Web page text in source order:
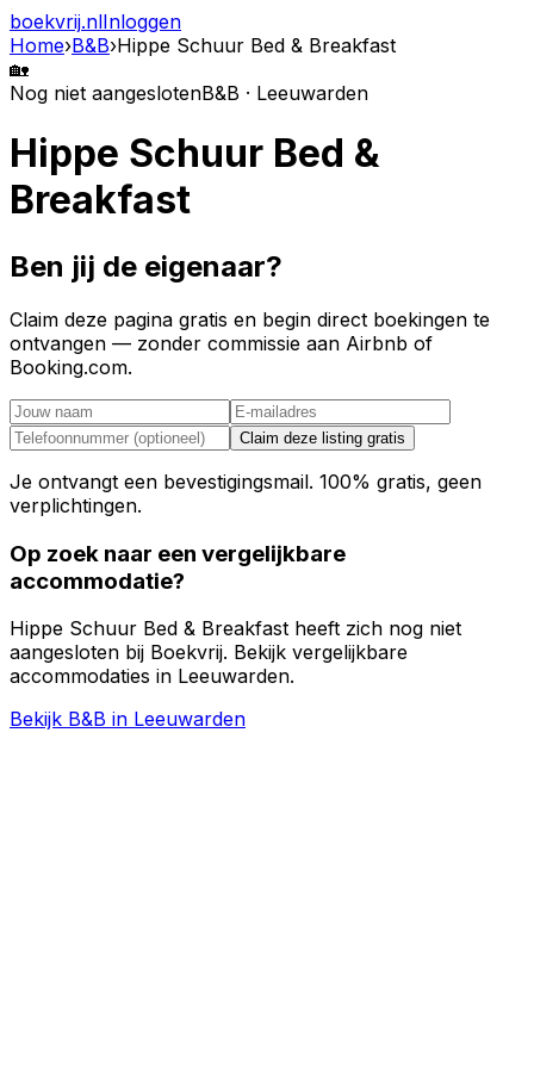
boekvrij.nlInloggen
Home›B&B›Hippe Schuur Bed & Breakfast
🏡
Nog niet aangeslotenB&B · Leeuwarden
Hippe Schuur Bed &
Breakfast
Ben jij de eigenaar?
Claim deze pagina gratis en begin direct boekingen te
ontvangen — zonder commissie aan Airbnb of
Booking.com.
Claim deze listing gratis
Je ontvangt een bevestigingsmail. 100% gratis, geen
verplichtingen.
Op zoek naar een vergelijkbare
accommodatie?
Hippe Schuur Bed & Breakfast heeft zich nog niet
aangesloten bij Boekvrij. Bekijk vergelijkbare
accommodaties in Leeuwarden.
Bekijk B&B in Leeuwarden